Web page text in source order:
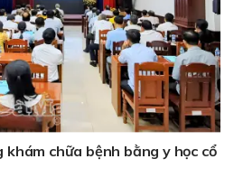
khám chữa bệnh bằng y học cổ